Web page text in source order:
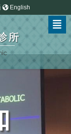
English